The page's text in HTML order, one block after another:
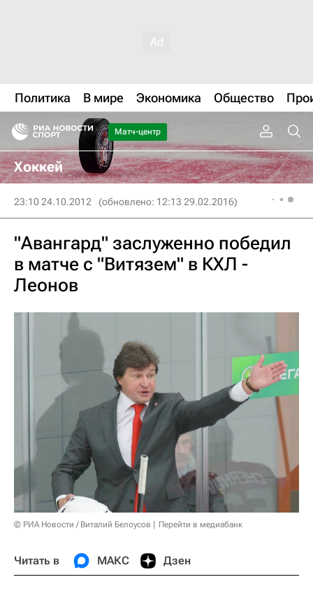
Политика В мире Экономика Общество
Матч-центр
Хоккей
23:10 24.10.2012 (обновлено: 12:13 29.02.2016)
"Авангард" заслуженно победил
в матче с "Витязем" в КХЛ -
Леонов
© РИА Новости / Виталий Белоусов Перейти в медиабанк
Читать в МАКС Дзен